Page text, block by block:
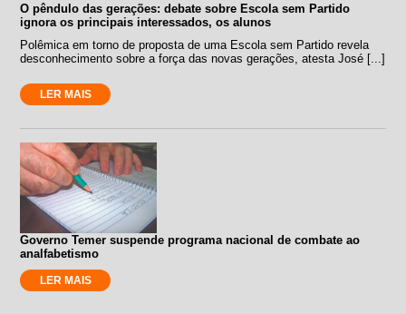
O pêndulo das gerações: debate sobre Escola sem Partido
ignora os principais interessados, os alunos
Polêmica em torno de proposta de uma Escola sem Partido revela
desconhecimento sobre a força das novas gerações, atesta José [...]
LER MAIS
Governo Temer suspende programa nacional de combate ao
analfabetismo
LER MAIS